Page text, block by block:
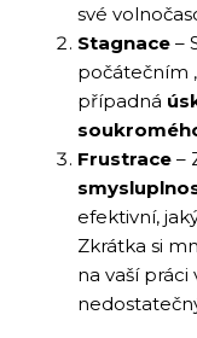
své
Stagnace –
počátečním
případná
Frustrace –
efektivní,
Zkrátka si
na vaší